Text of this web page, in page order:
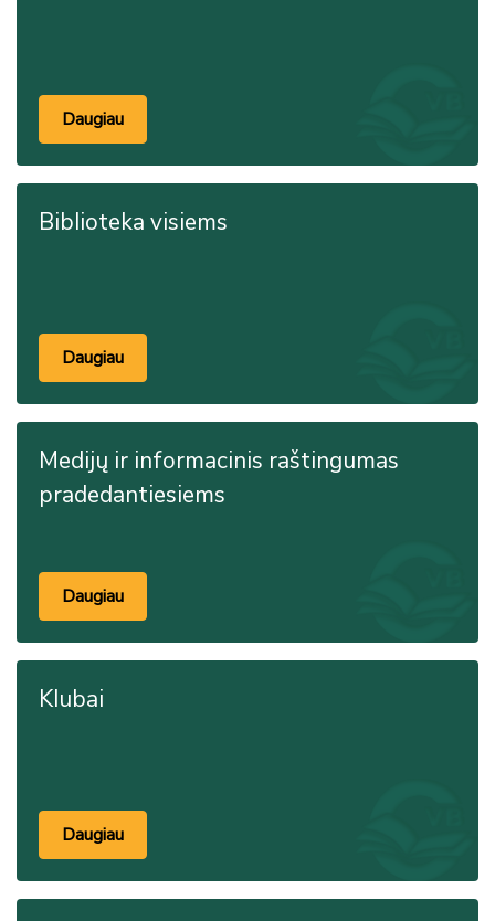
Daugiau
Biblioteka visiems
Daugiau
Medijų ir informacinis raštingumas
pradedantiesiems
Daugiau
Klubai
Daugiau